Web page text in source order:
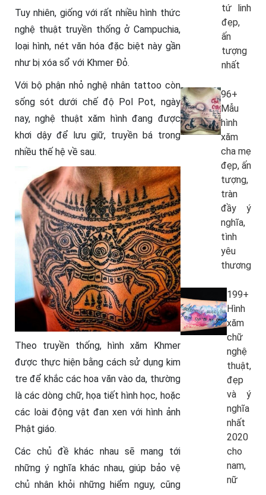
Tuy nhiên, giống với rất nhiều hình thức
nghệ thuật truyền thống ở Campuchia,
loại hình, nét văn hóa đặc biệt này gần
như bị xóa sổ với Khmer Đỏ.
Với bộ phận nhỏ nghệ nhân tattoo còn
sống sót dưới chế độ Pol Pot, ngày
nay, nghệ thuật xăm hình đang được
khơi dậy để lưu giữ, truyền bá trong
nhiều thế hệ về sau.
Theo truyền thống, hình xăm Khmer
được thực hiện bằng cách sử dụng kim
tre để khắc các hoa văn vào da, thường
là các dòng chữ, họa tiết hình học, hoặc
các loài động vật đan xen với hình ảnh
Phật giáo.
Các chủ đề khác nhau sẽ mang tới
những ý nghĩa khác nhau, giúp bảo vệ
chủ nhân khỏi những hiểm nguy, cũng
tứ linh
đẹp,
ấn
tượng
nhất
96+
Mẫu
hình
xăm
cha mẹ
đẹp, ấn
tượng,
tràn
đầy ý
nghĩa,
tình
yêu
thương
199+
Hình
xăm
chữ
nghệ
thuật,
đẹp
và ý
nghĩa
nhất
2020
cho
nam,
nữ